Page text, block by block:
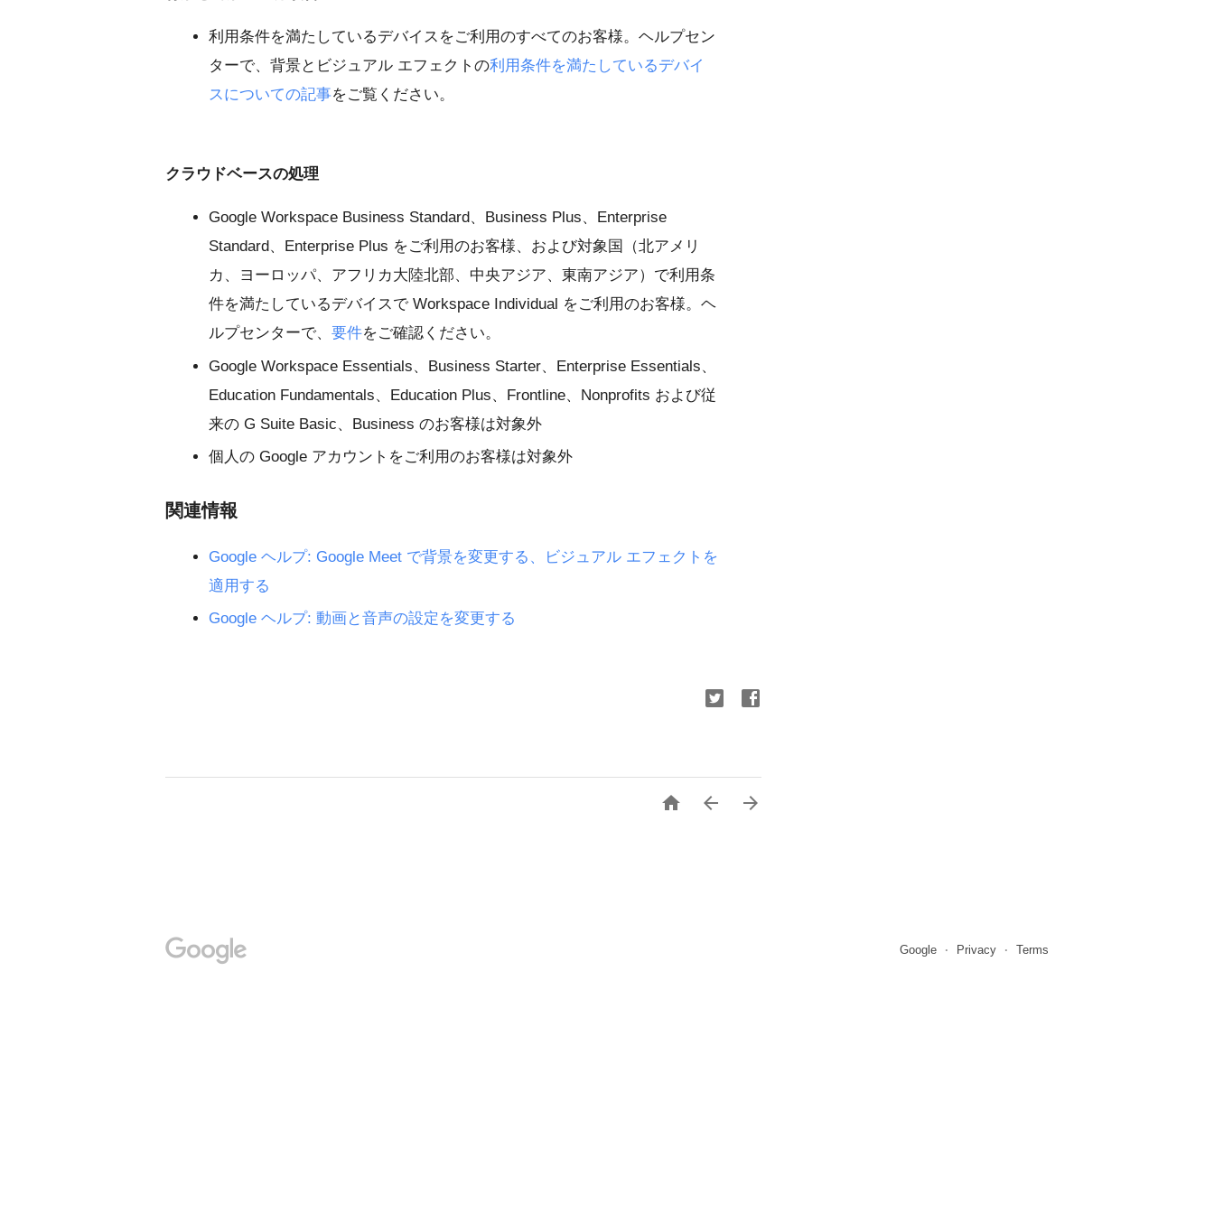
利用条件を満たしているデバイスをご利用のすべてのお客様。ヘルプセン
ターで、背景とビジュアル エフェクトの利用条件を満たしているデバイ
スについての記事をご覧ください。
クラウドベースの処理
Google Workspace Business Standard、Business Plus、Enterprise
Standard、Enterprise Plus をご利用のお客様、および対象国（北アメリ
カ、ヨーロッパ、アフリカ大陸北部、中央アジア、東南アジア）で利用条
件を満たしているデバイスで Workspace Individual をご利用のお客様。ヘ
ルプセンターで、 要件をご確認ください。
Google Workspace Essentials、Business Starter、Enterprise Essentials、
Education Fundamentals、Education Plus、Frontline、Nonprofits および従
来の G Suite Basic、Business のお客様は対象外
個人の Google アカウントをご利用のお客様は対象外
関連情報
Google ヘルプ: Google Meet で背景を変更する、ビジュアル エフェクトを
適用する
Google ヘルプ: 動画と音声の設定を変更する
  
Google Privacy Terms